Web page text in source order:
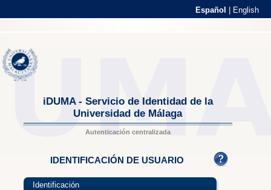
Español English
iDUMA - Servicio de Identidad de la
Universidad de Málaga
Autenticación centralizada
IDENTIFICACIÓN DE USUARIO
Identificación